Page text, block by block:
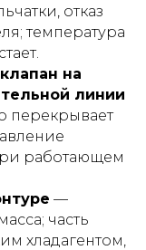
отказ
температура
на
линии
перекрывает
работающем
—
часть
хладагентом,